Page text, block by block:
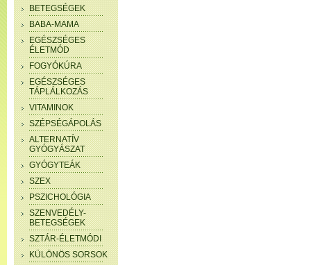
BETEGSÉGEK
BABA-MAMA
EGÉSZSÉGES
ÉLETMÓD
FOGYÓKÚRA
EGÉSZSÉGES
TÁPLÁLKOZÁS
VITAMINOK
SZÉPSÉGÁPOLÁS
ALTERNATÍV
GYÓGYÁSZAT
GYÓGYTEÁK
SZEX
PSZICHOLÓGIA
SZENVEDÉLY-
BETEGSÉGEK
SZTÁR-ÉLETMÓDI
KÜLÖNÖS SORSOK